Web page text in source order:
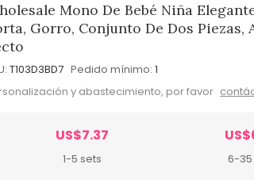
Mono De Bebé Niña
Gorro, Conjunto De Dos
T103D3BD7 Pedido mínimo: 1
y abastecimiento, por favor
US$7.37
1-5 sets 6-35